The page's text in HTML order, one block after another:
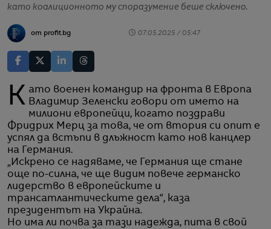
като коалиционното му споразумение беше сключено.
от profit.bg 07.05.2025 / 05:47
Като военен командир на фронта в Европа Владимир Зеленски говори от името на
милиони европейци, когато поздрави
Фридрих Мерц за това, че от втория си опит е
успял да встъпи в длъжност като нов канцлер
на Германия.
„Искрено се надяваме, че Германия ще стане
още по-силна, че ще видим повече германско
лидерство в европейските и
трансатлантическите дела“, каза
президентът на Украйна.
Но има ли почва за тази надежда, пита в свой